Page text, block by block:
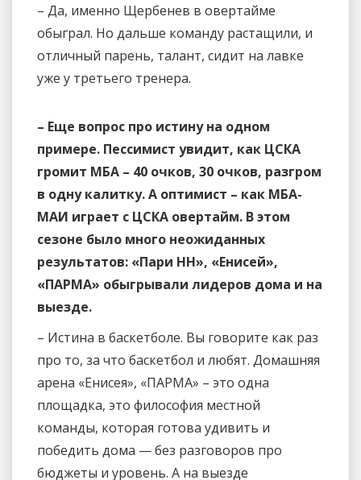
– Да, именно Щербенев в овертайме
обыграл. Но дальше команду растащили, и
отличный парень, талант, сидит на лавке
уже у третьего тренера.
– Еще вопрос про истину на одном
примере. Пессимист увидит, как ЦСКА
громит МБА – 40 очков, 30 очков, разгром
в одну калитку. А оптимист – как МБА-
МАИ играет с ЦСКА овертайм. В этом
сезоне было много неожиданных
результатов: «Пари НН», «Енисей»,
«ПАРМА» обыгрывали лидеров дома и на
выезде.
– Истина в баскетболе. Вы говорите как раз
про то, за что баскетбол и любят. Домашняя
арена «Енисея», «ПАРМА» – это одна
площадка, это философия местной
команды, которая готова удивить и
победить дома — без разговоров про
бюджеты и уровень. А на выезде